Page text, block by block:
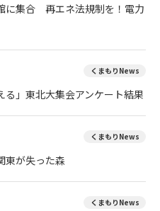
に集合 再エネ法規制を！電力
くまもりNews
る」東北大集会アンケート結果
くまもりNews
が失った森
くまもりNews